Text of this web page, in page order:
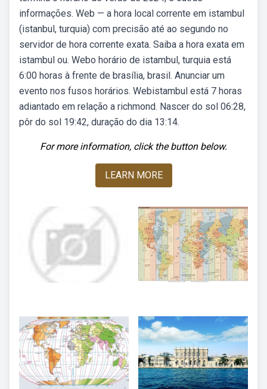
informações. Web — a hora local corrente em istambul
(istanbul, turquia) com precisão até ao segundo no
servidor de hora corrente exata. Saiba a hora exata em
istambul ou. Webo horário de istambul, turquia está
6:00 horas à frente de brasília, brasil. Anunciar um
evento nos fusos horários. Webistambul está 7 horas
adiantado em relação a richmond. Nascer do sol 06:28,
pôr do sol 19:42, duração do dia 13:14.
For more information, click the button below.
LEARN MORE